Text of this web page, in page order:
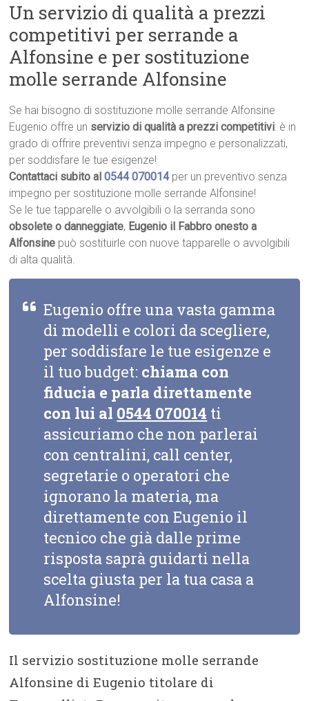
Un servizio di qualità a prezzi
competitivi per serrande a
Alfonsine e per sostituzione
molle serrande Alfonsine
Se hai bisogno di sostituzione molle serrande Alfonsine
Eugenio offre un servizio di qualità a prezzi competitivi: è in
grado di offrire preventivi senza impegno e personalizzati,
per soddisfare le tue esigenze!
Contattaci subito al0544 070014 per un preventivo senza
impegno per sostituzione molle serrande Alfonsine!
Se le tue tapparelle o avvolgibili o la serranda sono
obsolete o danneggiate, Eugenio il Fabbro onesto a
Alfonsine può sostituirle con nuove tapparelle o avvolgibili
di alta qualità.
Eugenio offre una vasta gamma
di modelli e colori da scegliere,
per soddisfare le tue esigenze e
il tuo budget: chiama con
fiducia e parla direttamente
con lui al 0544 070014 ti
assicuriamo che non parlerai
con centralini, call center,
segretarie o operatori che
ignorano la materia, ma
direttamente con Eugenio il
tecnico che già dalle prime
risposta saprà guidarti nella
scelta giusta per la tua casa a
Alfonsine!
Il servizio sostituzione molle serrande
Alfonsine di Eugenio titolare di